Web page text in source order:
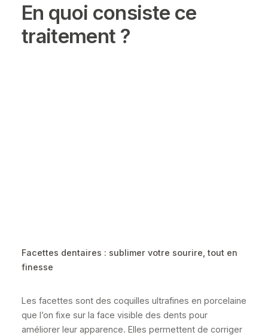
En quoi consiste ce
traitement ?
Facettes dentaires : sublimer votre sourire, tout en
finesse
Les facettes sont des coquilles ultrafines en porcelaine
que l’on fixe sur la face visible des dents pour
améliorer leur apparence. Elles permettent de corriger